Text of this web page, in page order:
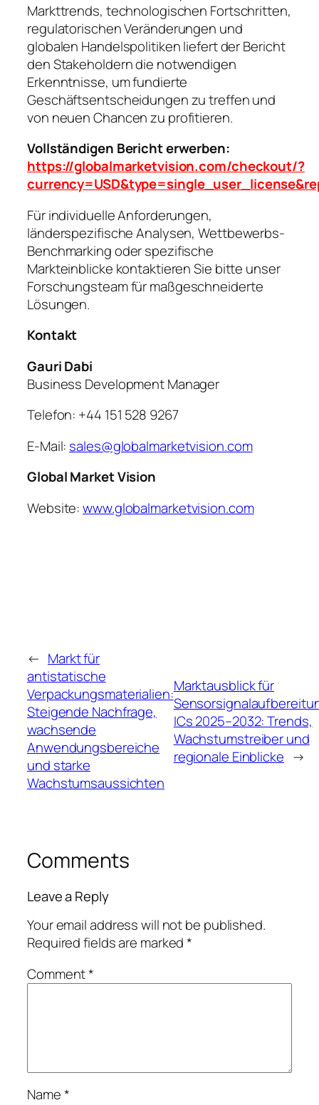
Markttrends, technologischen Fortschritten,
regulatorischen Veränderungen und
globalen Handelspolitiken liefert der Bericht
den Stakeholdern die notwendigen
Erkenntnisse, um fundierte
Geschäftsentscheidungen zu treffen und
von neuen Chancen zu profitieren.
Vollständigen Bericht erwerben:
https://globalmarketvision.com/checkout/?
Für individuelle Anforderungen,
länderspezifische Analysen, Wettbewerbs-
Benchmarking oder spezifische
Markteinblicke kontaktieren Sie bitte unser
Forschungsteam für maßgeschneiderte
Lösungen.
Kontakt
Gauri Dabi
Business Development Manager
Telefon: +44 151 528 9267
E-Mail: sales@globalmarketvision.com
Global Market Vision
Website:www.globalmarketvision.com
← Markt für
antistatische
Verpackungsmaterialien:
Steigende Nachfrage,
wachsende
Anwendungsbereiche
und starke
Wachstumsaussichten
Marktausblick für
ICs 2025–2032: Trends,
Wachstumstreiber und
regionale Einblicke →
Comments
Leave a Reply
Your email address will not be published.
Required fields are marked*
Comment*
Name*